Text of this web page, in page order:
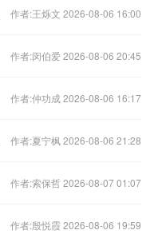
作者:王烁文 2026-08-06 16:00
作者:闵伯爱 2026-08-06 20:45
作者:仲功成 2026-08-06 16:17
作者:夏宁枫 2026-08-06 21:28
作者:索保哲 2026-08-07 01:07
作者:殷悦霞 2026-08-06 19:59